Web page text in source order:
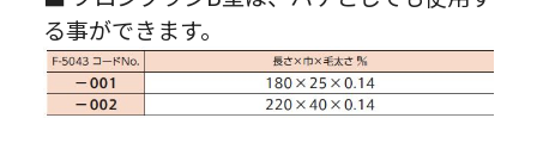
る事ができます。